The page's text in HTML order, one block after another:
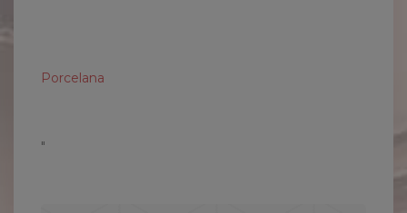
Porcelana
"